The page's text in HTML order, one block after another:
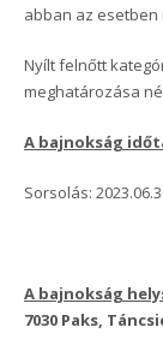
abban az esetben
Nyílt felnőtt
meghatározása
A bajnokság
Sorsolás:
Kezdés:
A bajnokság
7030 Paks,